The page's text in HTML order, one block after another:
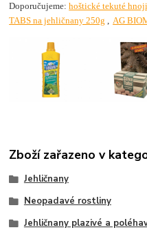
Doporučujeme:hoštické tekuté
TABS na jehličnany 250g ,AG
Zboží zařazeno v
Jehličnany
Neopadavé rostliny
Jehličnany plazivé a